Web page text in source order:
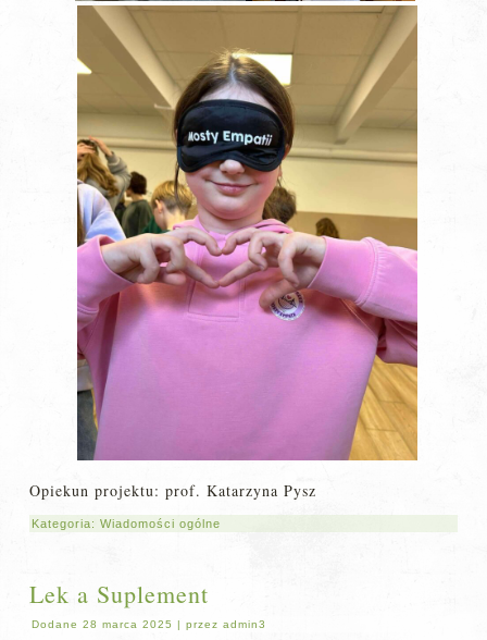
Opiekun projektu: prof. Katarzyna Pysz
Kategoria:Wiadomości ogólne
Lek a Suplement
Dodane 28 marca 2025 |przez admin3